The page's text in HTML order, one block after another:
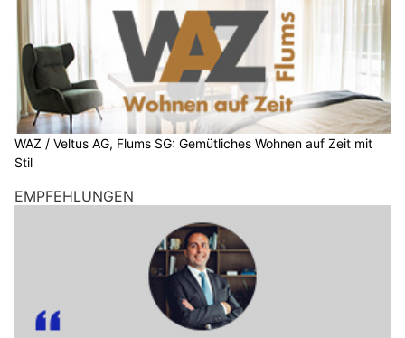
WAZ / Veltus AG, Flums SG: Gemütliches Wohnen auf Zeit mit
Stil
EMPFEHLUNGEN